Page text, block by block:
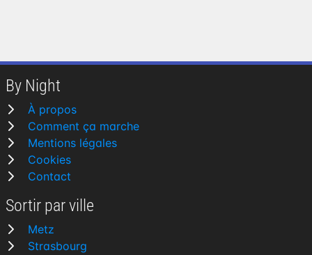
By Night
À propos
Comment ça marche
Mentions légales
Cookies
Contact
Sortir par ville
Metz
Strasbourg